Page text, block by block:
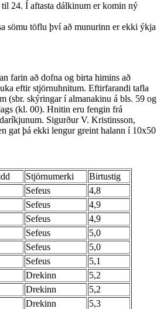
24. Í aftasta dálkinum er komin ný
sömu töflu því að munurinn er ekki ýkja
farin að dofna og birta himins að
eftir stjörnuhnitum. Eftirfarandi tafla
(sbr. skýringar í almanakinu á bls. 59 og
(kl. 00). Hnitin eru fengin frá
Sigurður V. Kristinsson,
gat þá ekki lengur greint halann í 10x50
Stjörnumerki
Birtustig
Sefeus
4,8
Sefeus
4,9
Sefeus
4,9
Sefeus
5,0
Sefeus
5,0
Sefeus
5,1
Drekinn
5,2
Drekinn
5,2
Drekinn
5,3